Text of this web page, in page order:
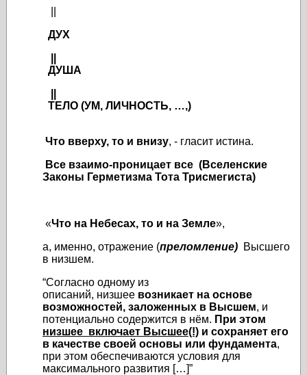
ДУХ
ДУША
ТЕЛО (УМ, ЛИЧНОСТЬ, …,)
Что вверху, то и внизу, - гласит истина.
Все взаимо-проницает все (Вселенские
Законы Герметизма Тота Трисмегиста)
«Что на Небесах, то и на Земле»,
а, именно, отражение (преломление) Высшего
в низшем.
“Согласно одному из
описаний, низшее возникает на основе
возможностей, заложенных в Высшем, и
потенциально содержится в нём. При этом
низшее включает Высшее(!) и сохраняет его
в качестве своей основы или фундамента,
при этом обеспечиваются условия для
максимального развития […]”